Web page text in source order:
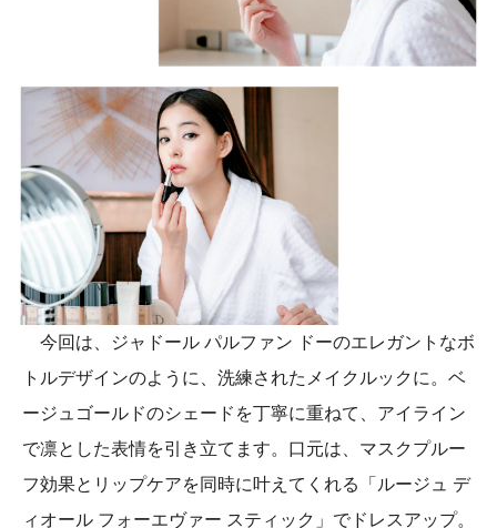
今回は、ジャドール パルファン ドーのエレガントなボ
トルデザインのように、洗練されたメイクルックに。ベ
ージュゴールドのシェードを丁寧に重ねて、アイライン
で凛とした表情を引き立てます。口元は、マスクプルー
フ効果とリップケアを同時に叶えてくれる「ルージュ デ
ィオール フォーエヴァー スティック」でドレスアップ。